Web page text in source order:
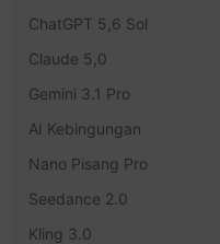
ChatGPT 5,6 Sol
Claude 5,0
Gemini 3.1 Pro
AI Kebingungan
Nano Pisang Pro
Seedance 2.0
Kling 3.0